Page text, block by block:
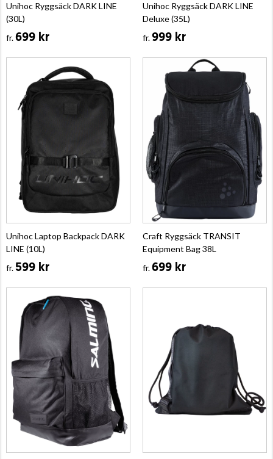
Unihoc Ryggsäck DARK LINE
(30L)
fr.699 kr
Unihoc Ryggsäck DARK LINE
Deluxe (35L)
fr.999 kr
Unihoc Laptop Backpack DARK
LINE (10L)
fr.599 kr
Craft Ryggsäck TRANSIT
Equipment Bag 38L
fr.699 kr